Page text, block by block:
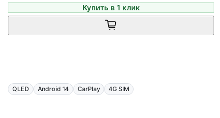
Купить в 1 клик
QLED Android 14 CarPlay 4G SIM